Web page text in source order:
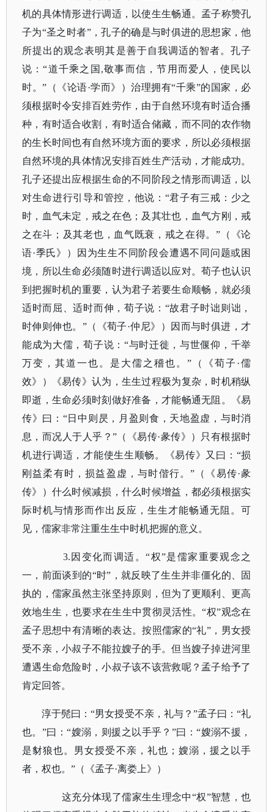
机的具体情形进行调适，以使生生畅通。孟子称赞孔
子为“圣之时者”，孔子的确是与时俱进的思想家，他
所提出的观念表明其是善于自我调适的智者。孔子
说：“道千乘之国,敬事而信，节用而爱人，使民以
时。”（
《论语·学而》 ）治理拥有“千乘”的国家，必
须根据时令安排百姓劳作，由于自然环境有时适合播
种，有时适合收割，有时适合储藏，而不同的农作物
的生长时间也有自然环境方面的要求，所以必须根据
自然环境的具体情况安排百姓生产活动，才能成功。
孔子还提出应根据生命的不同阶段之情形而调适，以
对生命进行引导和管控，他说：“君子有三戒：少之
时，血气未定，戒之在色；及其壮也，血气方刚，戒
之在斗；及其老也，血气既衰，戒之在得。”（
《论
语·季氏》
）因为生生不同阶段会遭遇不同问题或困
境，所以生命必须随时进行调适以应对。荀子也认识
到把握时机的重要，认为君子若要生命顺畅，就必须
适时而屈、适时而伸，荀子说： “故君子时诎则诎，
时伸则伸也。”（
《荀子·仲尼》
）因而与时俱进，才
能成为大儒，荀子说： “与时迁徙，与世偃仰，千举
万变，其道一也。是大儒之稽也。”（
《荀子 ·儒
效》
）《易传》认为，生生过程极为复杂，时机稍纵
即逝，生命必须时刻做好准备，才能畅通无阻。《易
传》曰： “日中则昃，月盈则食，天地盈虚，与时消
息，而况人于人乎？”（
《易传·彖传》
）只有根据时
机进行调适，才能使生生顺畅。《易传》又曰： “损
刚益柔有时，损益盈虚，与时偕行。”（
《易传·彖
传》
）什么时候减损，什么时候增益，都必须根据实
际时机与情形而作出反应，生生才能畅通无阻。可
见，儒家非常注重生生中时机把握的意义。
3.因变化而调适。“权”是儒家重要观念之
一，前面谈到的“时”，就反映了生生并非僵化的、固
执的，儒家虽然主张坚持原则，但为了更顺利、更高
效地生生，也要求在生生中贯彻灵活性。“权”观念在
孟子思想中有清晰的表达。按照儒家的“礼”，男女授
受不亲，小叔子不能拉嫂子的手。但当嫂子掉进河里
遭遇生命危险时，小叔子该不该营救呢？孟子给予了
肯定回答。
淳于髡曰：“男女授受不亲，礼与？”孟子曰：“礼
也。”曰：“嫂溺，则援之以手乎？”曰：“嫂溺不援，
是豺狼也。男女授受不亲，礼也；嫂溺，援之以手
者，权也。”（《孟子·离娄上》）
这充分体现了儒家生生理念中“权”智慧，也